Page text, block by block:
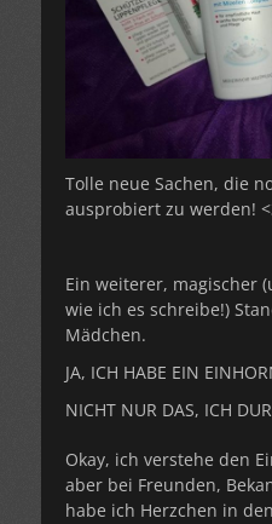
Tolle neue Sachen, die
ausprobiert zu werden!
Ein weiterer, magischer
wie ich es schreibe!)
Mädchen.
JA, ICH HABE EIN
NICHT NUR DAS, ICH
Okay, ich verstehe den
aber bei Freunden,
habe ich Herzchen in